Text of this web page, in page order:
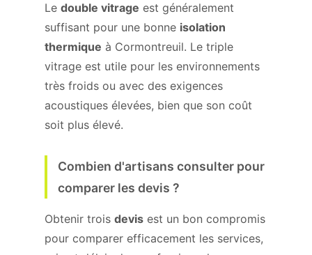
Le double vitrage est généralement
suffisant pour une bonne isolation
thermique à Cormontreuil. Le triple
vitrage est utile pour les environnements
très froids ou avec des exigences
acoustiques élevées, bien que son coût
soit plus élevé.
Combien d'artisans consulter pour
comparer les devis ?
Obtenir trois devis est un bon compromis
pour comparer efficacement les services,